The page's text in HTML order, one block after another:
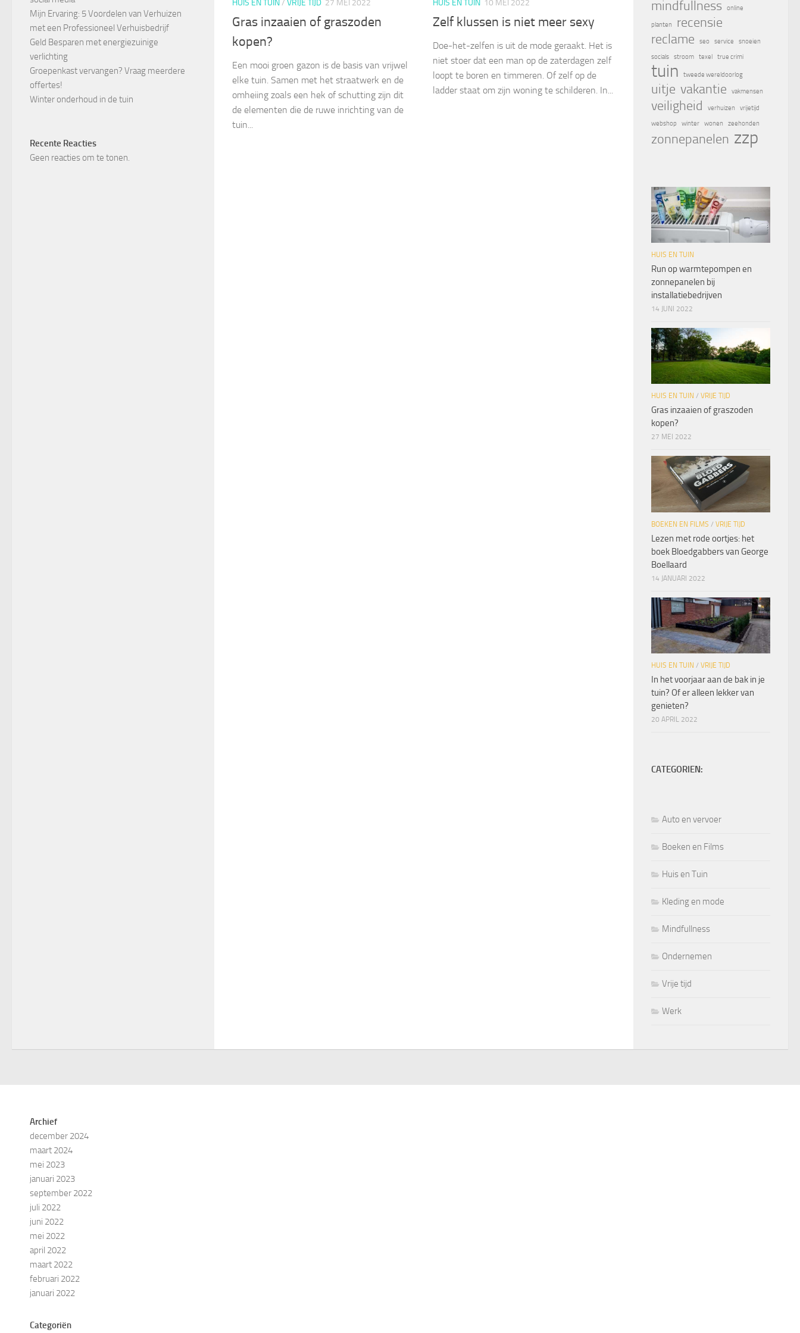
HUIS EN TUIN/ VRIJE TIJD 27 MEI 2022
Gras inzaaien of graszoden
kopen?
Een mooi groen gazon is de basis van vrijwel
elke tuin. Samen met het straatwerk en de
omheiing zoals een hek of schutting zijn dit
de elementen die de ruwe inrichting van de
tuin...
HUIS EN TUIN 10 MEI 2022
Zelf klussen is niet meer sexy
Doe-het-zelfen is uit de mode geraakt. Het is
niet stoer dat een man op de zaterdagen zelf
loopt te boren en timmeren. Of zelf op de
ladder staat om zijn woning te schilderen. In...
Mijn Ervaring: 5 Voordelen van Verhuizen
met een Professioneel Verhuisbedrijf
Geld Besparen met energiezuinige
verlichting
Groepenkast vervangen? Vraag meerdere
offertes!
Winter onderhoud in de tuin
Recente Reacties
Geen reacties om te tonen.
mindfullness
online
planten
recensie
reclame
seo service
snoeien
socials
stroom texel true crimi
tuin tweede wereldoorlog
uitje vakantie vakmensen
veiligheid verhuizen
vrijetijd
webshop
winter wonen zeehonden
zonnepanelen zzp
HUIS EN TUIN
Run op warmtepompen en
zonnepanelen bij
installatiebedrijven
14 JUNI 2022
HUIS EN TUIN / VRIJE TIJD
Gras inzaaien of graszoden
kopen?
27 MEI 2022
BOEKEN EN FILMS / VRIJE TIJD
Lezen met rode oortjes: het
boek Bloedgabbers van George
Boellaard
14 JANUARI 2022
HUIS EN TUIN / VRIJE TIJD
In het voorjaar aan de bak in je
tuin? Of er alleen lekker van
genieten?
20 APRIL 2022
CATEGORIEN:
Auto en vervoer
Boeken en Films
Huis en Tuin
Kleding en mode
Mindfullness
Ondernemen
Vrije tijd
Werk
Archief
december 2024
maart 2024
mei 2023
januari 2023
september 2022
juli 2022
juni 2022
mei 2022
april 2022
maart 2022
februari 2022
januari 2022
Categoriën